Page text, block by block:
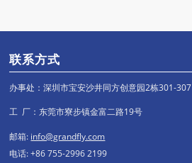
联系方式
办事处：深圳市宝安沙井同方创意园2栋301-307
工 厂：东莞市寮步镇金富二路19号
邮箱: info@grandfly.com
电话: +86 755-2996 2199